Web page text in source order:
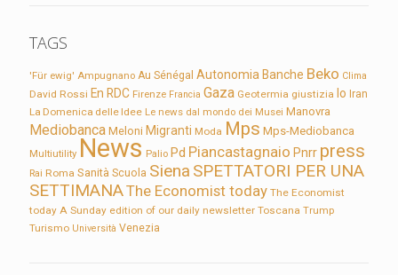
TAGS
'Für ewig' Ampugnano Au Sénégal Autonomia Banche Beko Clima
David Rossi En RDC Firenze Francia Gaza Geotermia giustizia Io Iran
La Domenica delle Idee Le news dal mondo dei Musei Manovra
Mediobanca Meloni Migranti Moda Mps Mps-Mediobanca
Multiutility News Palio Pd Piancastagnaio Pnrr press
Rai Roma Sanità Scuola Siena SPETTATORI PER UNA
SETTIMANAThe Economist today The Economist
today A Sunday edition of our daily newsletter Toscana Trump
Turismo Università Venezia